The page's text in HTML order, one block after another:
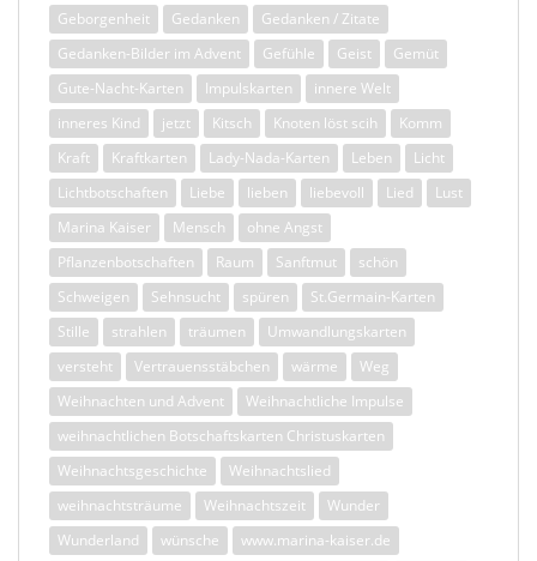
Geborgenheit
Gedanken
Gedanken / Zitate
Gedanken-Bilder im Advent
Gefühle Geist
Gemüt
Gute-Nacht-Karten
Impulskarten
innere Welt
inneres Kind
jetzt Kitsch Knoten löst scih
Komm
Kraft
Kraftkarten Lady-Nada-Karten Leben
Licht
Lichtbotschaften
Liebe lieben liebevoll Lied
Lust
Marina Kaiser
Mensch
ohne Angst
Pflanzenbotschaften
Raum Sanftmut
schön
Schweigen
Sehnsucht spüren
St.Germain-Karten
Stille
strahlen träumen
Umwandlungskarten
versteht
Vertrauensstäbchen wärme
Weg
Weihnachten und Advent
Weihnachtliche Impulse
weihnachtlichen Botschaftskarten Christuskarten
Weihnachtsgeschichte
Weihnachtslied
weihnachtsträume
Weihnachtszeit
Wunder
Wunderland
wünsche
www.marina-kaiser.de